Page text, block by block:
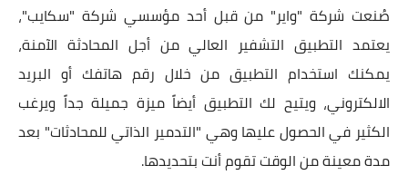
صُنعت شركة "واير" من قبل أحد مؤسسي شركة "سكايب"،
يعتمد التطبيق التشفير العالي من أجل المحادثة الآمنة،
يمكنك استخدام التطبيق من خلال رقم هاتفك أو البريد
الالكتروني، ويتيح لك التطبيق أيضاً ميزة جميلة جداً ويرغب
الكثير في الحصول عليها وهي "التدمير الذاتي للمحادثات" بعد
مدة معينة من الوقت تقوم أنت بتحديدها.